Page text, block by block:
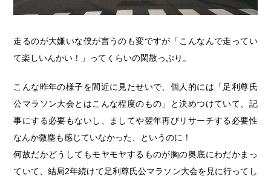
走るのが大嫌いな僕が言うのも変ですが「こんなんで走ってい
て楽しいんかい！」ってくらいの閑散っぷり。
こんな昨年の様子を間近に見たせいで、個人的には「足利尊氏
公マラソン大会とはこんな程度のもの」と決めつけていて、記
事にする必要もないし、ましてや翌年再びリサーチする必要性
なんか微塵も感じていなかった、というのに！
何故だかどうしてもモヤモヤするものが胸の奥底にわだかまっ
ていて、結局2年続けて足利尊氏公マラソン大会を見に行ってし